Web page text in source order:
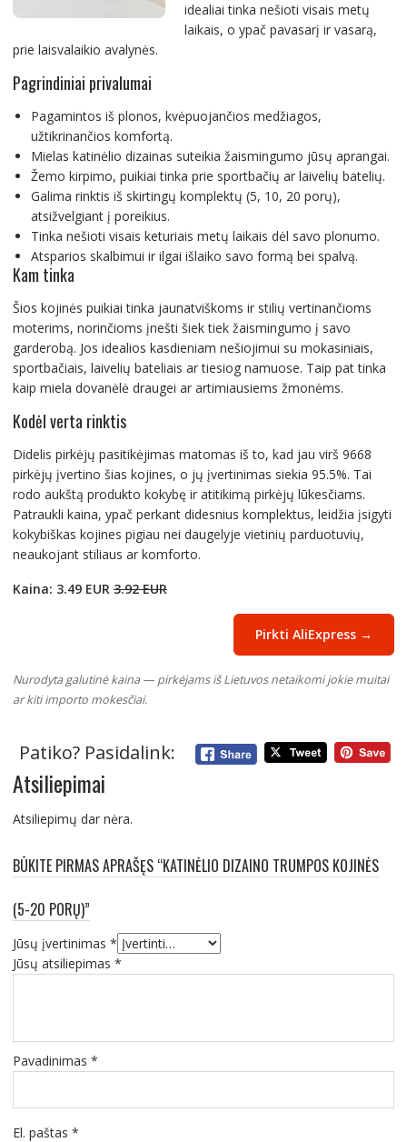
idealiai tinka nešioti visais metų
laikais, o ypač pavasarį ir vasarą,
prie laisvalaikio avalynės.
Pagrindiniai privalumai
Pagamintos iš plonos, kvėpuojančios medžiagos,
užtikrinančios komfortą.
Mielas katinėlio dizainas suteikia žaismingumo jūsų aprangai.
Žemo kirpimo, puikiai tinka prie sportbačių ar laivelių batelių.
Galima rinktis iš skirtingų komplektų (5, 10, 20 porų),
atsižvelgiant į poreikius.
Tinka nešioti visais keturiais metų laikais dėl savo plonumo.
Atsparios skalbimui ir ilgai išlaiko savo formą bei spalvą.
Kam tinka
Šios kojinės puikiai tinka jaunatviškoms ir stilių vertinančioms
moterims, norinčioms įnešti šiek tiek žaismingumo į savo
garderobą. Jos idealios kasdieniam nešiojimui su mokasiniais,
sportbačiais, laivelių bateliais ar tiesiog namuose. Taip pat tinka
kaip miela dovanėlė draugei ar artimiausiems žmonėms.
Kodėl verta rinktis
Didelis pirkėjų pasitikėjimas matomas iš to, kad jau virš 9668
pirkėjų įvertino šias kojines, o jų įvertinimas siekia 95.5%. Tai
rodo aukštą produkto kokybę ir atitikimą pirkėjų lūkesčiams.
Patraukli kaina, ypač perkant didesnius komplektus, leidžia įsigyti
kokybiškas kojines pigiau nei daugelyje vietinių parduotuvių,
neaukojant stiliaus ar komforto.
Kaina: 3.49 EUR 3.92 EUR
Pirkti AliExpress →
Nurodyta galutinė kaina — pirkėjams iš Lietuvos netaikomi jokie muitai
ar kiti importo mokesčiai.
Patiko? Pasidalink:
Atsiliepimai
Atsiliepimų dar nėra.
BŪKITE PIRMAS APRAŠĘS “KATINĖLIO DIZAINO TRUMPOS KOJINĖS
(5-20 PORŲ)”
Jūsų įvertinimas *
Jūsų atsiliepimas *
Pavadinimas *
El. paštas *